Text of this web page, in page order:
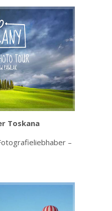
Toskana
–